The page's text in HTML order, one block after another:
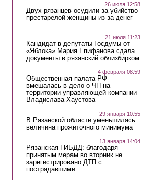
26 июля 12:58
Двух рязанцев осудили за убийство
престарелой женщины из-за денег
21 июля 11:23
Кандидат в депутаты Госдумы от
«Яблока» Мария Епифанова сдала
документы в рязанский облизбирком
4 февраля 08:59
Общественная палата РФ
вмешалась в дело о ЧП на
территории управляющей компании
Владислава Хаустова
29 января 10:55
В Рязанской области уменьшилась
величина прожиточного минимума
13 января 14:04
Рязанская ГИБДД: благодаря
принятым мерам во вторник не
зарегистрировано ДТП с
пострадавшими